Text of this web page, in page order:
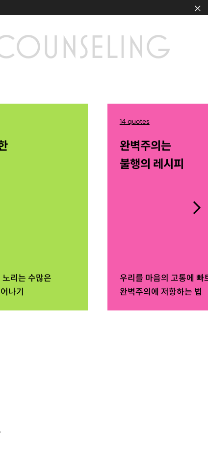
리는 수많은
나기
14 quotes
완벽주의는
불행의 레시피
우리를 마음의 고통에 빠
완벽주의에 저항하는 법